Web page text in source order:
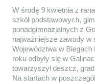
W środę 9 kwietnia z
szkół podstawowych,
ponadgimnazjalnych z
najważniejsze zawody w
Województwa w Biegach
roku odbyły się w
towarzyszył deszcz,
Na startach w